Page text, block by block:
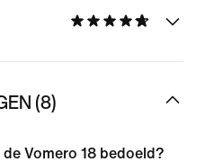
(8)
Vomero 18 bedoeld?